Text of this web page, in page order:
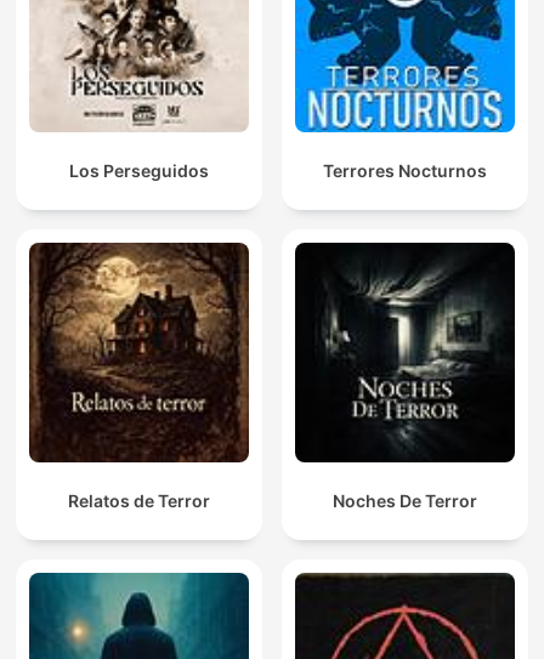
Los Perseguidos Terrores Nocturnos
Relatos de Terror Noches De Terror